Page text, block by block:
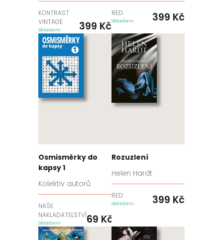
KONTRAST
VINTAGE
Skladem 399 Kč
RED
Skladem 399 Kč
Osmisměrky do
kapsy 1
Kolektiv autorů
NAŠE
NAKLADATELSTVÍ
Skladem 69 Kč
Rozuzlení
Helen Hardt
RED
Skladem 399 Kč